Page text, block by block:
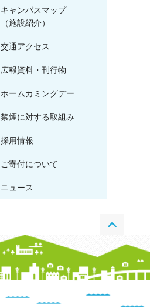
キャンパスマップ
（施設紹介）
交通アクセス
広報資料・刊行物
ホームカミングデー
禁煙に対する取組み
採用情報
ご寄付について
ニュース